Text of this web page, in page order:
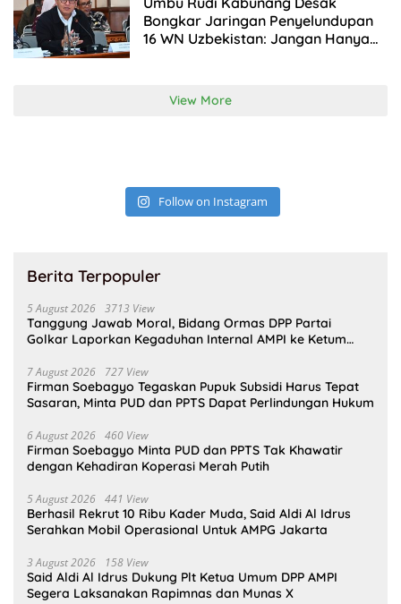
Bongkar Jaringan Penyelundupan
16 WN Uzbekistan: Jangan Hanya
View More
Follow on Instagram
Berita Terpopuler
5 August 2026 3713 View
Tanggung Jawab Moral, Bidang Ormas DPP Partai
Golkar Laporkan Kegaduhan Internal AMPI ke Ketum
7 August 2026 727 View
Firman Soebagyo Tegaskan Pupuk Subsidi Harus Tepat
Sasaran, Minta PUD dan PPTS Dapat Perlindungan Hukum
6 August 2026 460 View
Firman Soebagyo Minta PUD dan PPTS Tak Khawatir
dengan Kehadiran Koperasi Merah Putih
5 August 2026 441 View
Berhasil Rekrut 10 Ribu Kader Muda, Said Aldi Al Idrus
Serahkan Mobil Operasional Untuk AMPG Jakarta
3 August 2026 158 View
Said Aldi Al Idrus Dukung Plt Ketua Umum DPP AMPI
Segera Laksanakan Rapimnas dan Munas X